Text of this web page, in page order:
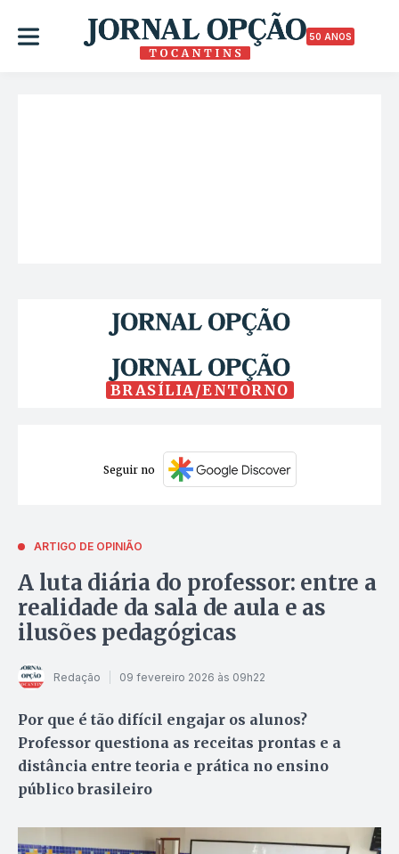
50 ANOS
BRASÍLIA/ENTORNO
Seguir no
ARTIGO DE OPINIÃO
A luta diária do professor: entre a
realidade da sala de aula e as
ilusões pedagógicas
Redação 09 fevereiro 2026 às 09h22
Por que é tão difícil engajar os alunos?
Professor questiona as receitas prontas e a
distância entre teoria e prática no ensino
público brasileiro